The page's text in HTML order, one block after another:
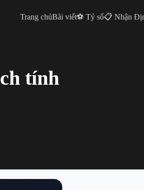
Trang chủBài viết⚽ Tỷ số📋 Nhận
tính